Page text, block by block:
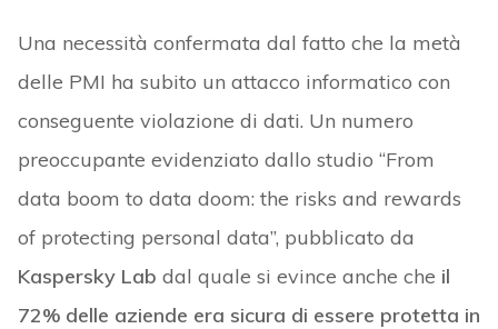
Una necessità confermata dal fatto che la metà
delle PMI ha subito un attacco informatico con
conseguente violazione di dati. Un numero
preoccupante evidenziato dallo studio “From
data boom to data doom: the risks and rewards
of protecting personal data”, pubblicato da
Kaspersky Lab dal quale si evince anche che il
72% delle aziende era sicura di essere protetta in